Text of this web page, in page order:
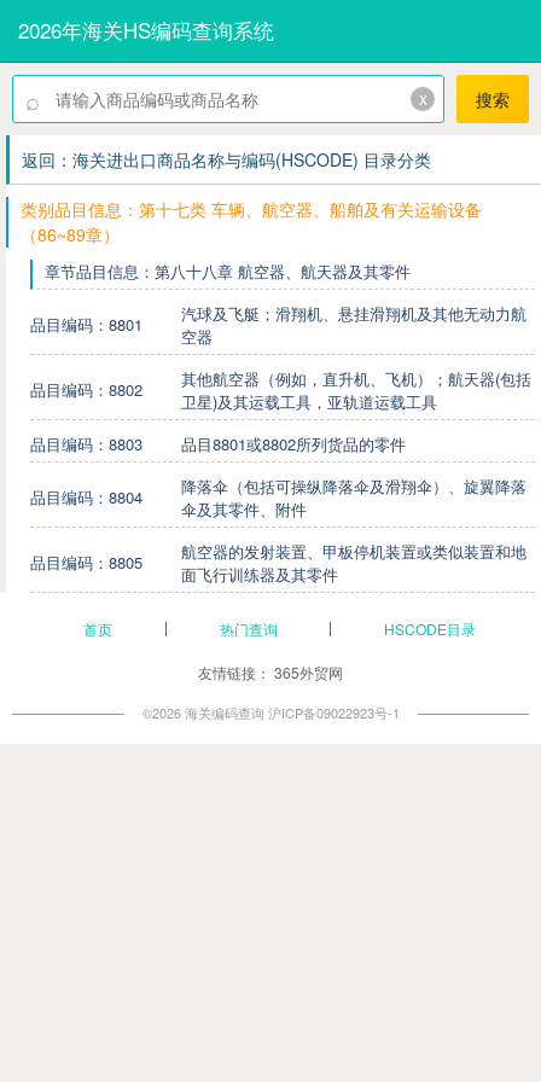
2026年海关HS编码查询系统
⌕ x 搜索
返回：海关进出口商品名称与编码(HSCODE) 目录分类
类别品目信息：第十七类 车辆、航空器、船舶及有关运输设备
（86~89章）
章节品目信息：第八十八章 航空器、航天器及其零件
品目编码：8801
汽球及飞艇；滑翔机、悬挂滑翔机及其他无动力航
空器
品目编码：8802
其他航空器（例如，直升机、飞机）；航天器(包括
卫星)及其运载工具，亚轨道运载工具
品目编码：8803
品目8801或8802所列货品的零件
品目编码：8804
降落伞（包括可操纵降落伞及滑翔伞）、旋翼降落
伞及其零件、附件
品目编码：8805
航空器的发射装置、甲板停机装置或类似装置和地
面飞行训练器及其零件
首页 热门查询 HSCODE目录
友情链接： 365外贸网
©2026 海关编码查询 沪ICP备09022923号-1